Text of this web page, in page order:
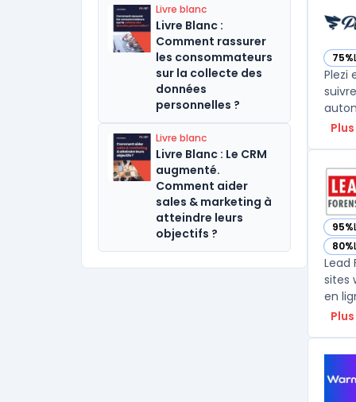
Livre blanc
Livre Blanc :
Comment rassurer
les consommateurs
sur la collecte des
données
personnelles ?
Livre blanc
Livre Blanc : Le CRM
augmenté.
Comment aider
sales & marketing à
atteindre leurs
objectifs ?
75%
—
Plezi
95%
—
80%
—
Lead
sites
en